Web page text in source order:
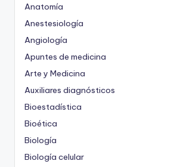
Anatomía
Anestesiología
Angiología
Apuntes de medicina
Arte y Medicina
Auxiliares diagnósticos
Bioestadística
Bioética
Biología
Biología celular